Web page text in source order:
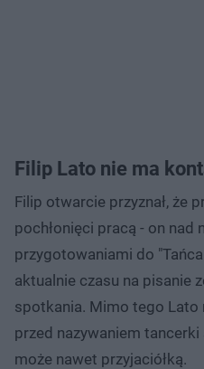
Filip Lato nie ma
Filip otwarcie przyznał, że
pochłonięci pracą - on nad
przygotowaniami do
aktualnie czasu na pisanie
spotkania. Mimo tego Lato
przed nazywaniem
może nawet przyjaciółką.